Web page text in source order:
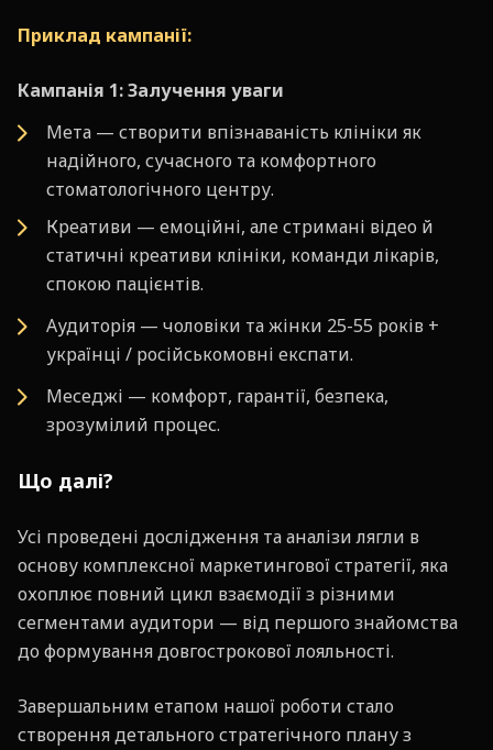
Приклад кампанії:
Кампанія 1: Залучення уваги
Мета — створити впізнаваність клініки як
надійного, сучасного та комфортного
стоматологічного центру.
Креативи — емоційні, але стримані відео й
статичні креативи клініки, команди лікарів,
спокою пацієнтів.
Аудиторія — чоловіки та жінки 25-55 років +
українці / російськомовні експати.
Меседжі — комфорт, гарантії, безпека,
зрозумілий процес.
Що далі?
Усі проведені дослідження та аналізи лягли в
основу комплексної маркетингової стратегії, яка
охоплює повний цикл взаємодії з різними
сегментами аудитори — від першого знайомства
до формування довгострокової лояльності.
Завершальним етапом нашої роботи стало
створення детального стратегічного плану з